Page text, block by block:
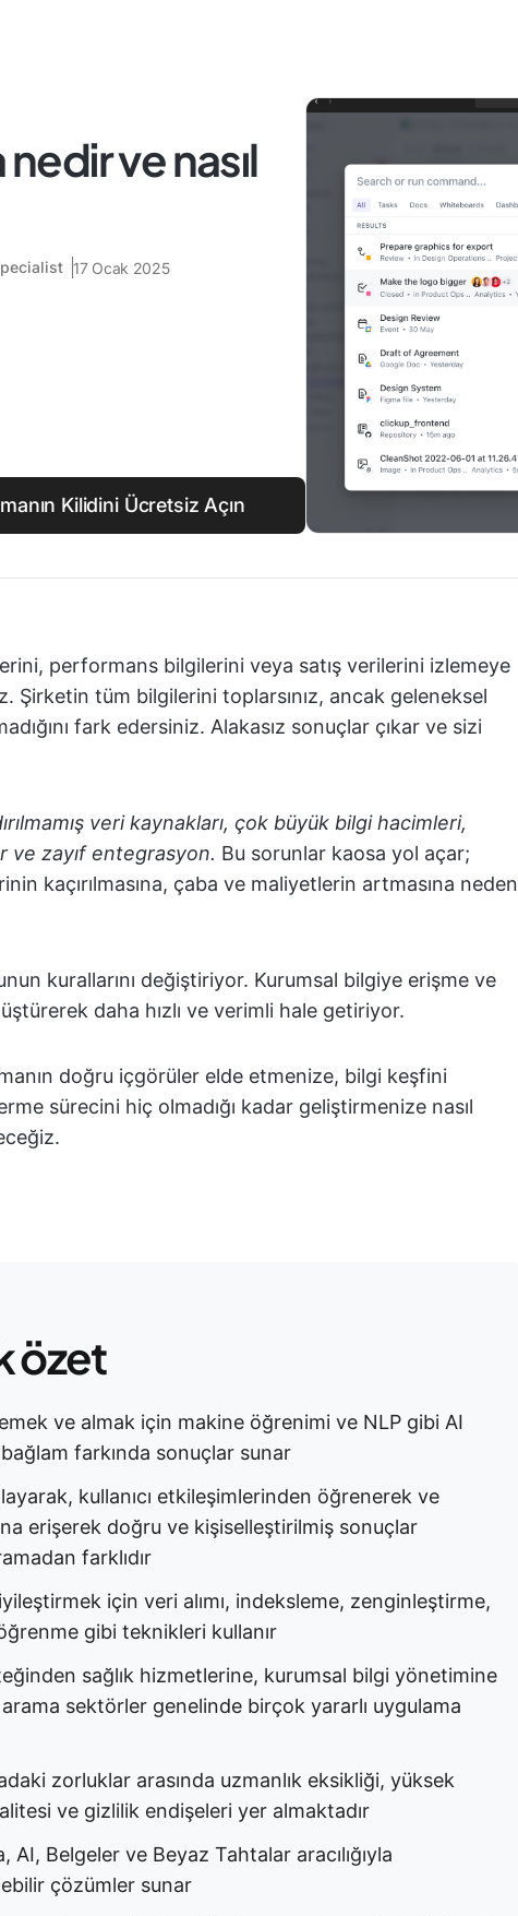
ve nasıl
17 Ocak 2025
Kilidini Ücretsiz Açın
performans bilgilerini veya satış verilerini izlemeye
Şirketin tüm bilgilerini toplarsınız, ancak geleneksel
fark edersiniz. Alakasız sonuçlar çıkar ve sizi
veri kaynakları, çok büyük bilgi hacimleri,
ve zayıf entegrasyon. Bu sorunlar kaosa yol açar;
kaçırılmasına, çaba ve maliyetlerin artmasına neden
kurallarını değiştiriyor. Kurumsal bilgiye erişme ve
daha hızlı ve verimli hale getiriyor.
doğru içgörüler elde etmenize, bilgi keşfini
sürecini hiç olmadığı kadar geliştirmenize nasıl
özet
ve almak için makine öğrenimi ve NLP gibi AI
farkında sonuçlar sunar
kullanıcı etkileşimlerinden öğrenerek ve
erişerek doğru ve kişiselleştirilmiş sonuçlar
farklıdır
için veri alımı, indeksleme, zenginleştirme,
gibi teknikleri kullanır
sağlık hizmetlerine, kurumsal bilgi yönetimine
sektörler genelinde birçok yararlı uygulama
zorluklar arasında uzmanlık eksikliği, yüksek
ve gizlilik endişeleri yer almaktadır
AI, Belgeler ve Beyaz Tahtalar aracılığıyla
çözümler sunar